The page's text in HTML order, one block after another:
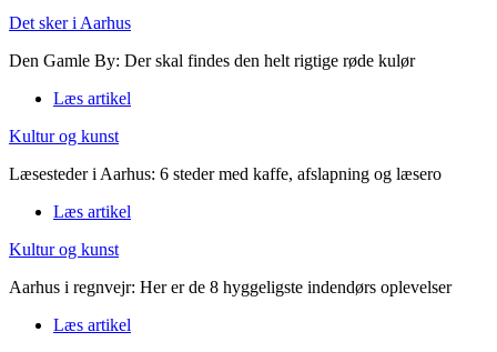
Det sker i Aarhus
Den Gamle By: Der skal findes den helt rigtige røde kulør
Læs artikel
Kultur og kunst
Læsesteder i Aarhus: 6 steder med kaffe, afslapning og læsero
Læs artikel
Kultur og kunst
Aarhus i regnvejr: Her er de 8 hyggeligste indendørs oplevelser
Læs artikel